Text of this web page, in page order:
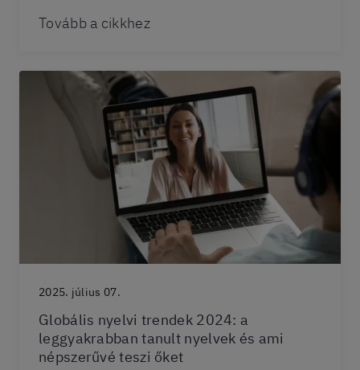
Tovább a cikkhez
2025. július 07.
Globális nyelvi trendek 2024: a
leggyakrabban tanult nyelvek és ami
népszerűvé teszi őket